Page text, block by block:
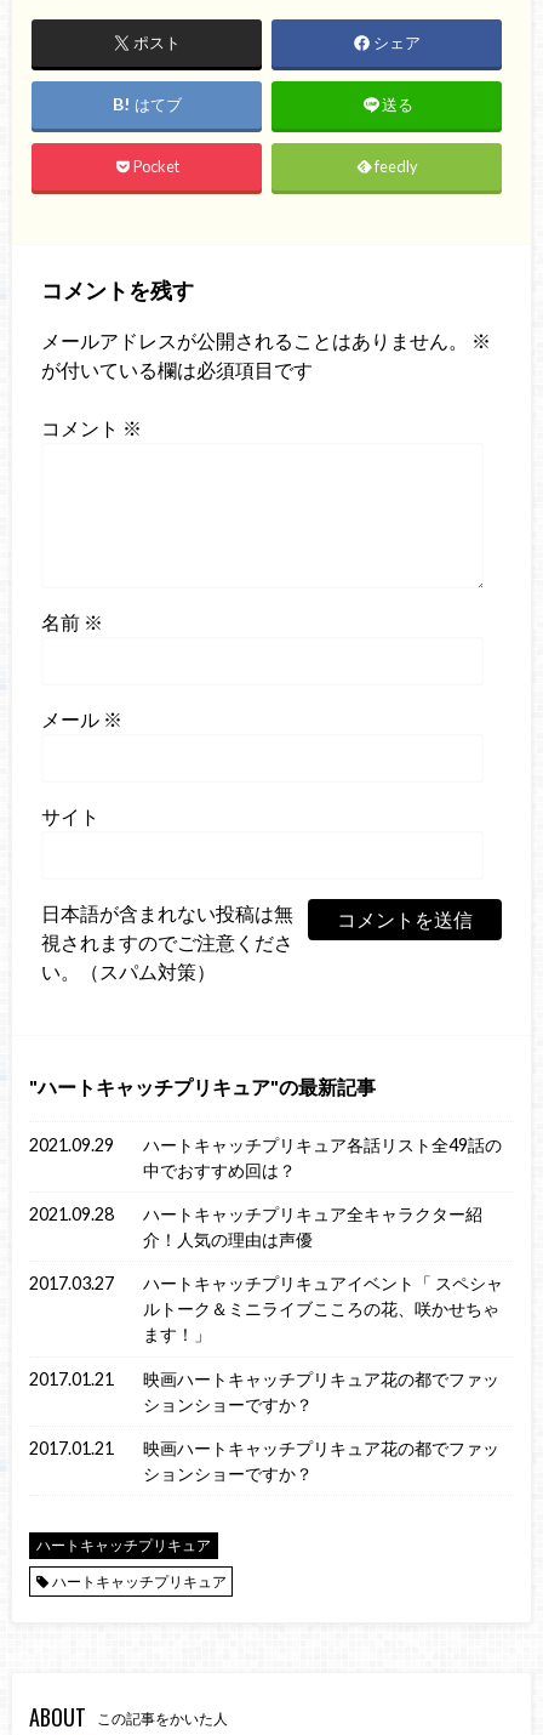
ポスト シェア
はてブ 送る
Pocket feedly
コメントを残す
メールアドレスが公開されることはありません。
※
が付いている欄は必須項目です
コメント ※
名前 ※
メール ※
サイト
日本語が含まれない投稿は無
視されますのでご注意くださ
い。（スパム対策）
ハートキャッチプリキュア の最新記事
2021.09.29
ハートキャッチプリキュア各話リスト全49話の
中でおすすめ回は？
2021.09.28
ハートキャッチプリキュア全キャラクター紹
介！人気の理由は声優
2017.03.27
ハートキャッチプリキュアイベント「 スペシャ
ルトーク＆ミニライブこころの花、咲かせちゃ
ます！」
2017.01.21
映画ハートキャッチプリキュア花の都でファッ
ションショーですか？
2017.01.21
映画ハートキャッチプリキュア花の都でファッ
ションショーですか？
ハートキャッチプリキュア
ハートキャッチプリキュア
ABOUT この記事をかいた人